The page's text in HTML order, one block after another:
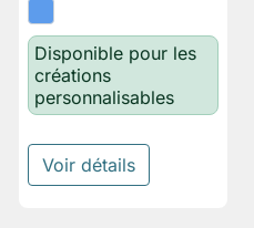
Disponible pour les
créations
personnalisables
Voir détails